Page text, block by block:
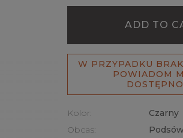
ADD TO
W PRZYPADKU
POWIADOM
Kolor:
Czarny
Obcas: